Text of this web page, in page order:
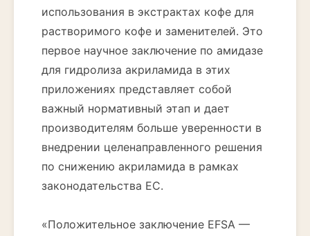
использования в экстрактах кофе для
растворимого кофе и заменителей. Это
первое научное заключение по амидазе
для гидролиза акриламида в этих
приложениях представляет собой
важный нормативный этап и дает
производителям больше уверенности в
внедрении целенаправленного решения
по снижению акриламида в рамках
законодательства ЕС.
«Положительное заключение EFSA —